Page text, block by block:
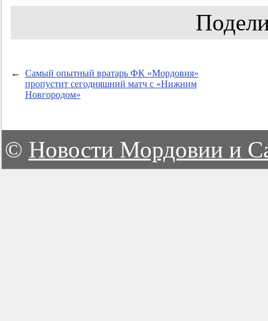
←
Самый опытный вратарь ФК «Мордовия»
пропустит сегодняшний матч с «Нижним
Новгородом»
© Новости Мордовии и